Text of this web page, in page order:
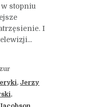
stopniu
I
, Jerzy
,